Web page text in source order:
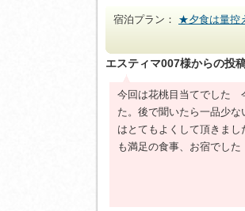
宿泊プラン： ★夕食は量控
エスティマ007様からの投
今回は花桃目当てでした
た。後で聞いたら一品少
はとてもよくして頂きま
も満足の食事、お宿でした